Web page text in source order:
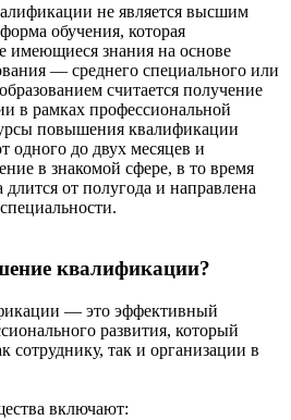
не является высшим
обучения, которая
имеющиеся знания на основе
— среднего специального или
считается получение
в рамках профессиональной
повышения квалификации
одного до двух месяцев и
в знакомой сфере, в то время
длится от полугода и направлена
квалификации?
— это эффективный
развития, который
сотруднику, так и организации в
включают: